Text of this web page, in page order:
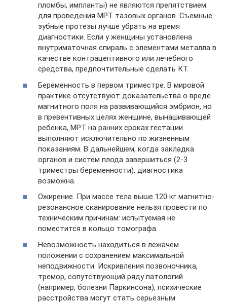
пломбы, импланты) не являются препятствием
для проведения МРТ тазовых органов. Съемные
зубные протезы лучше убрать на время
диагностики. Если у женщины установлена
внутриматочная спираль с элементами металла в
качестве контрацептивного или лечебного
средства, предпочтительные сделать КТ.
Беременность в первом триместре. В мировой
практике отсутствуют доказательства о вреде
магнитного поля на развивающийся эмбрион, но
в превентивных целях женщине, вынашивающей
ребенка, МРТ на ранних сроках гестации
выполняют исключительно по жизненным
показаниям. В дальнейшем, когда закладка
органов и систем плода завершиться (2-3
триместры беременности), диагностика
возможна.
Ожирение. При массе тела выше 120 кг магнитно-
резонансное сканирование нельзя провести по
техническим причинам: испытуемая не
поместится в кольцо томографа.
Невозможность находиться в лежачем
положении с сохранением максимальной
неподвижности. Искривления позвоночника,
тремор, сопутствующий ряду патологий
(например, болезни Паркинсона), психические
расстройства могут стать серьезным